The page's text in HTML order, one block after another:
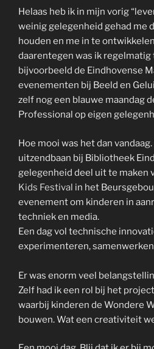
Helaas heb ik in mijn vorig
weinig gelegenheid gehad me
houden en me in te
daarentegen was ik regelmatig
bijvoorbeeld de Eindhovense
evenementen bij Beeld en
zelf nog een blauwe maandag
Professional op eigen
Hoe mooi was het dan
uitzendbaan bij Bibliotheek
gelegenheid deel uit te maken
Kids Festival in het
evenement om kinderen in
techniek en media.
Een dag vol technische
experimenteren,
Er was enorm veel
Zelf had ik een rol bij het
waarbij kinderen de Wondere
bouwen. Wat een creativiteit